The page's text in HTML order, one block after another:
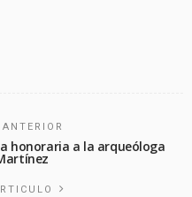
honoraria a la arqueóloga